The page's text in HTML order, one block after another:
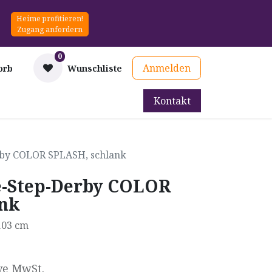
Heime profitieren!
Zugang anfordern
0
Wunschliste Anmelden
Mieten
Kontakt
COLOR SPLASH, schlank
Derby COLOR
cm
MwSt.